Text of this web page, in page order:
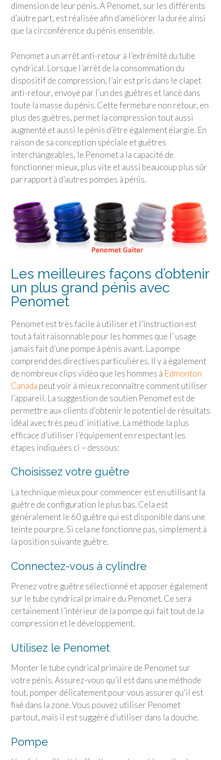
dimension de leur pénis. A Penomet, sur les différents
d’autre part, est réalisée afin d’améliorer la durée ainsi
que la circonférence du pénis ensemble.
Penomet a un arrêt anti-retour à l’extrémité du tube
cyndrical. Lorsque l’arrêt de la consommation du
dispositif de compression, l’air est pris dans le clapet
anti-retour, envoyé par l’un des guêtres et lancé dans
toute la masse du pénis. Cette fermeture non retour, en
plus des guêtres, permet la compression tout aussi
augmenté et aussi le pénis d’être également élargie. En
raison de sa conception spéciale et guêtres
interchangeables, le Penomet a la capacité de
fonctionner mieux, plus vite et aussi beaucoup plus sûr
par rapport à d’autres pompes à pénis.
Les meilleures façons d’obtenir
un plus grand pénis avec
Penomet
Penomet est très facile à utiliser et l’instruction est
tout à fait raisonnable pour les hommes que l’ usage
jamais fait d’une pompe à pénis avant. La pompe
comprend des directives particulières. Il y a également
de nombreux clips vidéo que les hommes à Edmonton
Canada peut voir à mieux reconnaître comment utiliser
l’appareil. La suggestion de soutien Penomet est de
permettre aux clients d’obtenir le potentiel de résultats
idéal avec très peu d’ initiative. La méthode la plus
efficace d’utiliser l’équipement en respectant les
étapes indiquées ci – dessous:
Choisissez votre guêtre
La technique mieux pour commencer est en utilisant la
guêtre de configuration le plus bas. Cela est
généralement le 60 guêtre qui est disponible dans une
teinte pourpre. Si cela ne fonctionne pas, simplement à
la position suivante guêtre.
Connectez-vous à cylindre
Prenez votre guêtre sélectionné et apposer également
sur le tube cyndrical primaire du Penomet. Ce sera
certainement l’intérieur de la pompe qui fait tout de la
compression et le développement.
Utilisez le Penomet
Monter le tube cyndrical primaire de Penomet sur
votre pénis. Assurez-vous qu’il est dans une méthode
tout, pomper délicatement pour vous assurer qu’il est
fixé dans la zone. Vous pouvez utiliser Penomet
partout, mais il est suggéré d’utiliser dans la douche.
Pompe